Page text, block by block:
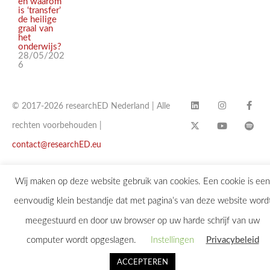
is ‘transfer’
de heilige
graal van
het
onderwijs?
28/05/202
6
© 2017-2026 researchED Nederland | Alle
rechten voorbehouden |
contact@researchED.eu
Wij maken op deze website gebruik van cookies. Een cookie is een
eenvoudig klein bestandje dat met pagina’s van deze website
meegestuurd en door uw browser op uw harde schrijf van uw
computer wordt opgeslagen. Instellingen Privacybeleid
ACCEPTEREN